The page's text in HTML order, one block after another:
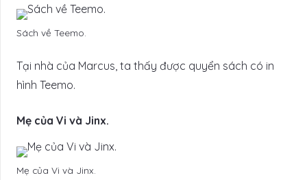
Sách về Teemo.
Tại nhà của Marcus, ta thấy được quyển sách có in
hình Teemo.
Mẹ của Vi và Jinx.
Mẹ của Vi và Jinx.